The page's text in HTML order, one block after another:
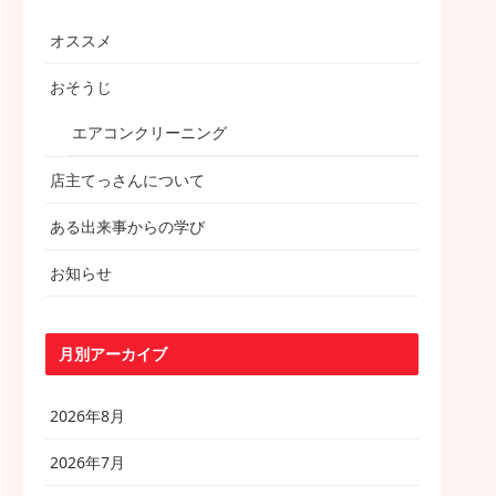
オススメ
おそうじ
エアコンクリーニング
店主てっさんについて
ある出来事からの学び
お知らせ
月別アーカイブ
2026年8月
2026年7月